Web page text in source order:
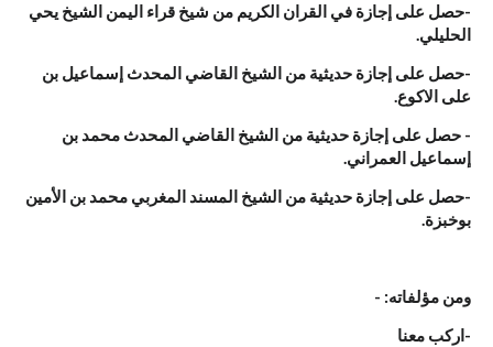
-حصل على إجازة في القران الكريم من شيخ قراء اليمن الشيخ يحي
الحليلي.
-حصل على إجازة حديثية من الشيخ القاضي المحدث إسماعيل بن
على الاكوع.
- حصل على إجازة حديثية من الشيخ القاضي المحدث محمد بن
إسماعيل العمراني.
-حصل على إجازة حديثية من الشيخ المسند المغربي محمد بن الأمين
بوخبزة.
ومن مؤلفاته: -
-اركب معنا